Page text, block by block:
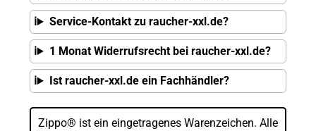
Service-Kontakt zu raucher-xxl.de?
1 Monat Widerrufsrecht bei raucher-xxl.de?
Ist raucher-xxl.de ein Fachhändler?
Zippo® ist ein eingetragenes Warenzeichen. Alle